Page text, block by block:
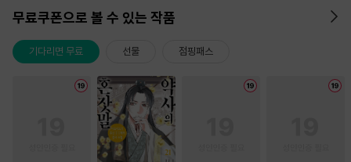
무료쿠폰으로 볼 수 있는 작품
기다리면 무료 선물 점핑패스